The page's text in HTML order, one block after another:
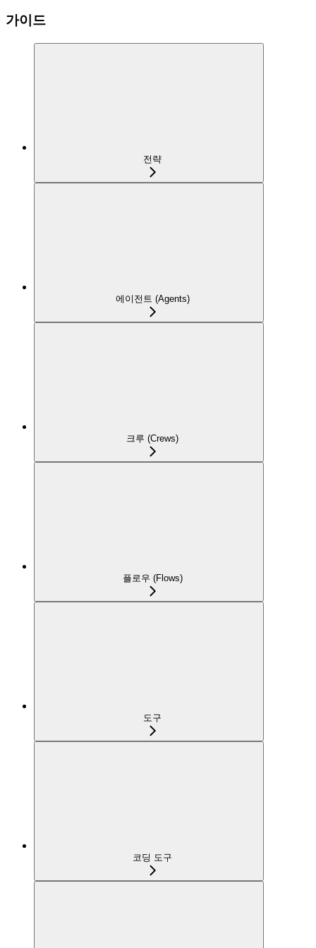
가이드
전략
에이전트 (Agents)
크루 (Crews)
플로우 (Flows)
도구
코딩 도구